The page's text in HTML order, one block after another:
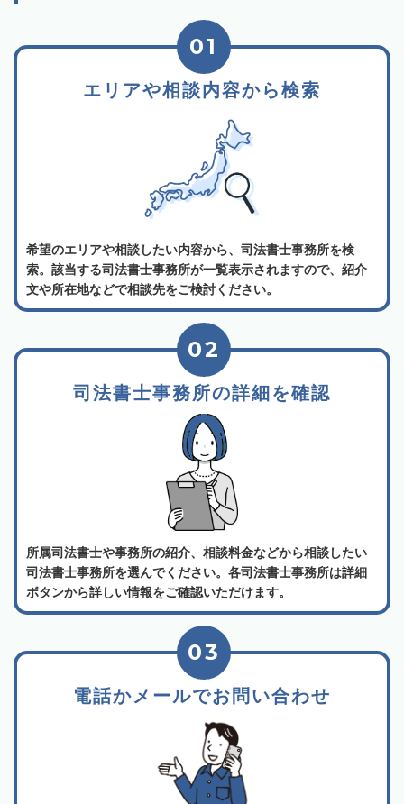
エリアや相談内容から検索
01
希望のエリアや相談したい内容から、司法書士事務所を検
索。該当する司法書士事務所が一覧表示されますので、紹介
文や所在地などで相談先をご検討ください。
司法書士事務所の詳細を確認
02
所属司法書士や事務所の紹介、相談料金などから相談したい
司法書士事務所を選んでください。各司法書士事務所は詳細
ボタンから詳しい情報をご確認いただけます。
電話かメールでお問い合わせ
03